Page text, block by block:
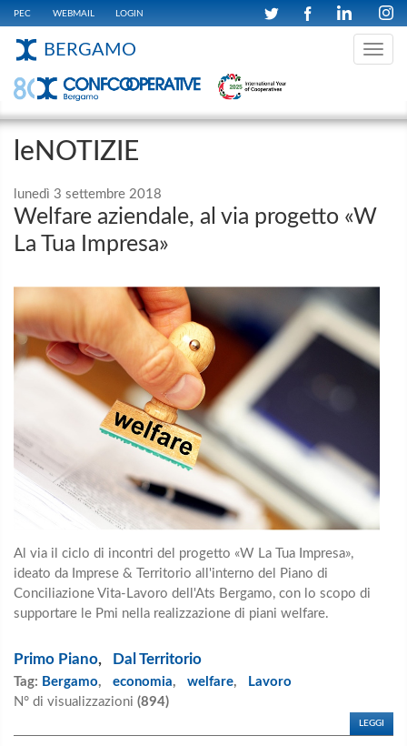
PEC WEBMAIL LOGIN
Toggle
BERGAMO
leNOTIZIE
lunedì 3 settembre 2018
Welfare aziendale, al via progetto «W
La Tua Impresa»
Al via il ciclo di incontri del progetto «W La Tua Impresa»,
ideato da Imprese & Territorio all'interno del Piano di
Conciliazione Vita-Lavoro dell'Ats Bergamo, con lo scopo di
supportare le Pmi nella realizzazione di piani welfare.
Primo Piano, Dal Territorio
Tag: Bergamo, economia, welfare,
Lavoro
N° di visualizzazioni (894)
LEGGI